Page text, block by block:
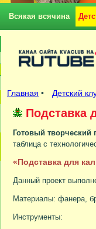
Всякая всячина
Главная • Детский
Подставка
Готовый творческий
таблица с
«Подставка для
Данный проект
Материалы: фанера,
Инструменты: